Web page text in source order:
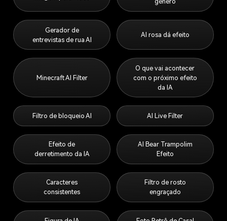
Gerador de
entrevistas de rua AI
AI rosa dá efeito
Minecraft AI Filter
O que vai acontecer
com o próximo efeito
da IA
Filtro de bloqueio AI AI Live Filter
Efeito de
derretimento da IA
AI Bear Trampolim
Efeito
Caracteres
consistentes
Filtro de rosto
engraçado